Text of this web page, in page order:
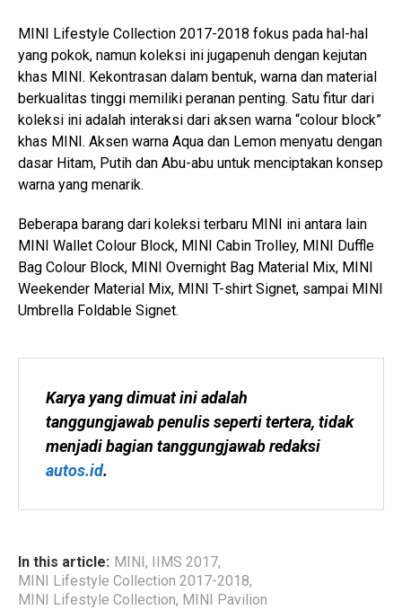
MINI Lifestyle Collection 2017-2018 fokus pada hal-hal
yang pokok, namun koleksi ini jugapenuh dengan kejutan
khas MINI. Kekontrasan dalam bentuk, warna dan material
berkualitas tinggi memiliki peranan penting. Satu fitur dari
koleksi ini adalah interaksi dari aksen warna “colour block”
khas MINI. Aksen warna Aqua dan Lemon menyatu dengan
dasar Hitam, Putih dan Abu-abu untuk menciptakan konsep
warna yang menarik.
Beberapa barang dari koleksi terbaru MINI ini antara lain
MINI Wallet Colour Block, MINI Cabin Trolley, MINI Duffle
Bag Colour Block, MINI Overnight Bag Material Mix, MINI
Weekender Material Mix, MINI T-shirt Signet, sampai MINI
Umbrella Foldable Signet.
Karya yang dimuat ini adalah
tanggungjawab penulis seperti tertera, tidak
autos.id.
In this article: MINI , IIMS 2017,
MINI Lifestyle Collection 2017-2018,
MINI Lifestyle Collection, MINI Pavilion